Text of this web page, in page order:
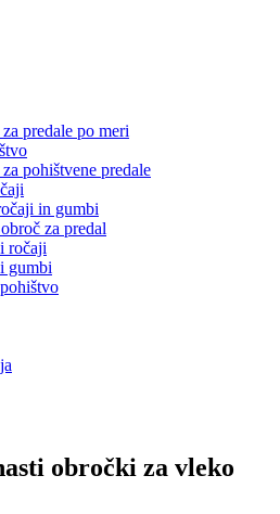
predale po meri
pohištvene predale
in gumbi
za predal
ročaji
gumbi
obročki za vleko